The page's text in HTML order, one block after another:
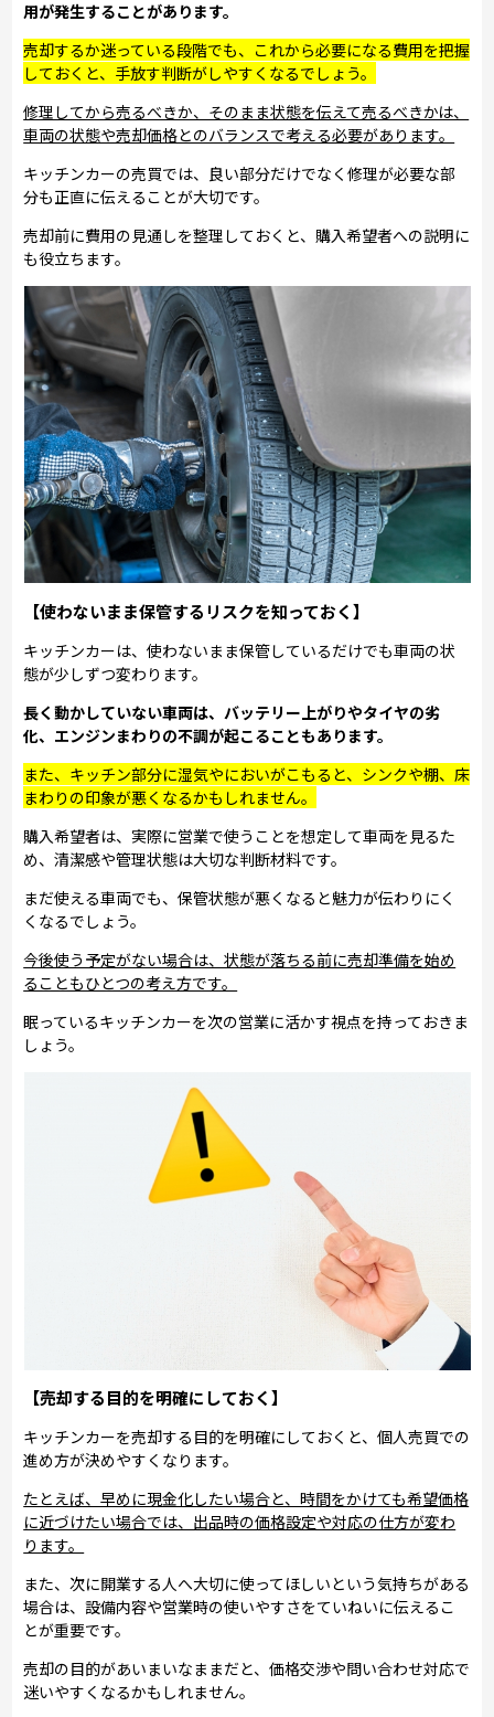
用が発生することがあります。
売却するか迷っている段階でも、これから必要になる費用を把握
しておくと、手放す判断がしやすくなるでしょう。
修理してから売るべきか、そのまま状態を伝えて売るべきかは、
車両の状態や売却価格とのバランスで考える必要があります。
キッチンカーの売買では、良い部分だけでなく修理が必要な部
分も正直に伝えることが大切です。
売却前に費用の見通しを整理しておくと、購入希望者への説明に
も役立ちます。
【使わないまま保管するリスクを知っておく】
キッチンカーは、使わないまま保管しているだけでも車両の状
態が少しずつ変わります。
長く動かしていない車両は、バッテリー上がりやタイヤの劣
化、エンジンまわりの不調が起こることもあります。
また、キッチン部分に湿気やにおいがこもると、シンクや棚、床
まわりの印象が悪くなるかもしれません。
購入希望者は、実際に営業で使うことを想定して車両を見るた
め、清潔感や管理状態は大切な判断材料です。
まだ使える車両でも、保管状態が悪くなると魅力が伝わりにく
くなるでしょう。
今後使う予定がない場合は、状態が落ちる前に売却準備を始め
ることもひとつの考え方です。
眠っているキッチンカーを次の営業に活かす視点を持っておきま
しょう。
【売却する目的を明確にしておく】
キッチンカーを売却する目的を明確にしておくと、個人売買での
進め方が決めやすくなります。
たとえば、早めに現金化したい場合と、時間をかけても希望価格
に近づけたい場合では、出品時の価格設定や対応の仕方が変わ
ります。
また、次に開業する人へ大切に使ってほしいという気持ちがある
場合は、設備内容や営業時の使いやすさをていねいに伝えるこ
とが重要です。
売却の目的があいまいなままだと、価格交渉や問い合わせ対応で
迷いやすくなるかもしれません。